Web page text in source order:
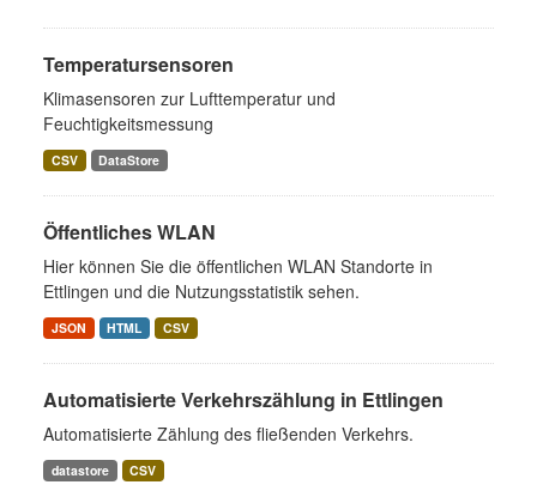
Temperatursensoren
Klimasensoren zur Lufttemperatur und
Feuchtigkeitsmessung
CSV DataStore
Öffentliches WLAN
Hier können Sie die öffentlichen WLAN Standorte in
Ettlingen und die Nutzungsstatistik sehen.
JSON HTML CSV
Automatisierte Verkehrszählung in Ettlingen
Automatisierte Zählung des fließenden Verkehrs.
datastore CSV